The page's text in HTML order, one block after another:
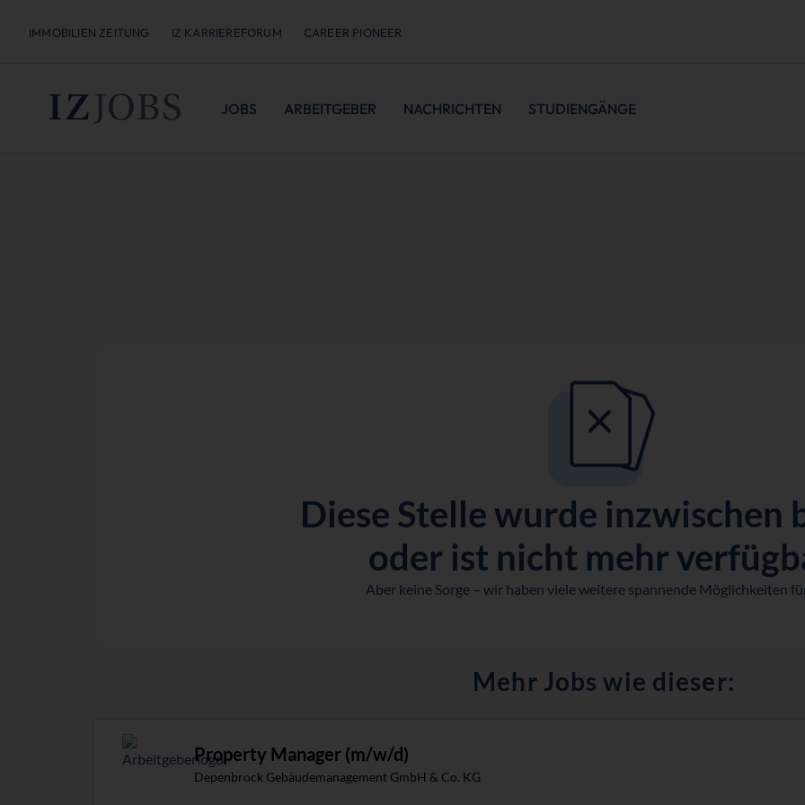
IMMOBILIEN ZEITUNG IZ KARRIEREFORUM CAREER PIONEER
JOBS ARBEITGEBER NACHRICHTEN STUDIENGÄNGE
Diese Stelle wurde inzwischen
oder ist nicht mehr
Aber keine Sorge – wir haben viele weitere spannende Möglichkeiten
Mehr Jobs wie dieser:
Property Manager (m/w/d)
Depenbrock Gebäudemanagement GmbH & Co. KG